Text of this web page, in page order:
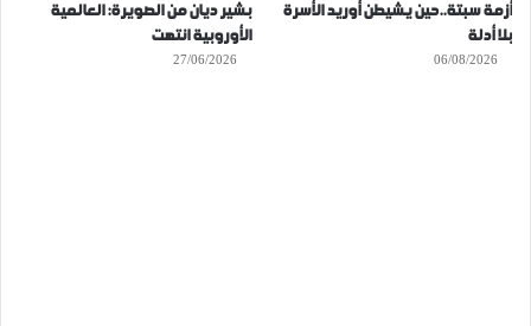
أزمة سبتة..حين يشيطن أوريد الأسرة
بلا أدلة
06/08/2026
بشير ديان من الصويرة: العالمية
الأوروبية انتهت
27/06/2026